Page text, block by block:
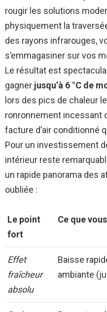
rougir les solutions
physiquement la
des rayons infrarouges,
s’emmagasiner sur vos
Le résultat est
gagner jusqu’à 6 °C de
lors des pics de chaleur
ronronnement incessant
facture d’air conditionné
Pour un investissement
intérieur reste
un rapide panorama des
oubliée :
Le point
fort
Ce que
Effet
fraîcheur
absolu
Baisse
ambiante